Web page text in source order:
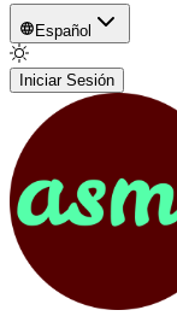
Español
Iniciar Sesión